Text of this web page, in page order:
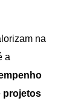
na
a
projetos